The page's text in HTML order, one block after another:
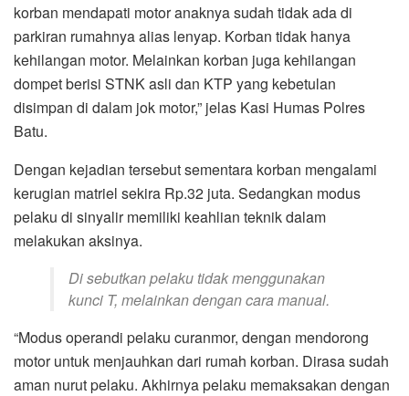
korban mendapati motor anaknya sudah tidak ada di
parkiran rumahnya alias lenyap. Korban ​tidak hanya
kehilangan motor. Melainkan korban juga kehilangan
dompet berisi STNK asli dan KTP yang kebetulan
disimpan di dalam jok motor,” jelas Kasi Humas Polres
Batu.
Dengan kejadian tersebut sementara korban mengalami
kerugian matriel sekira Rp.32 juta. Sedangkan modus
pelaku di sinyalir memiliki keahlian teknik dalam
melakukan aksinya.
Di sebutkan pelaku tidak menggunakan
kunci T, melainkan dengan cara manual.
“Modus operandi pelaku curanmor, dengan mendorong
motor untuk menjauhkan dari rumah korban. Dirasa sudah
aman nurut pelaku. Akhirnya pelaku memaksakan dengan